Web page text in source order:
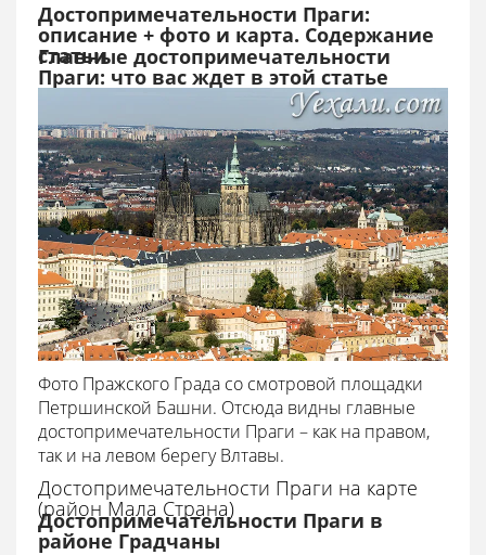
Достопримечательности Праги:
описание + фото и карта. Содержание
статьи
Главные достопримечательности
Праги: что вас ждет в этой статье
Фото Пражского Града со смотровой площадки
Петршинской Башни. Отсюда видны главные
достопримечательности Праги – как на правом,
так и на левом берегу Влтавы.
Достопримечательности Праги на карте
(район Мала Страна)
Достопримечательности Праги в
районе Градчаны